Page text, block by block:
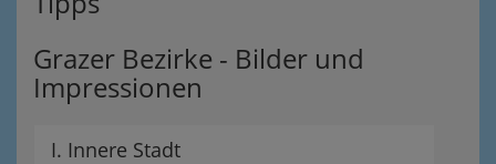
Grazer Bezirke - Bilder und
Impressionen
I. Innere Stadt